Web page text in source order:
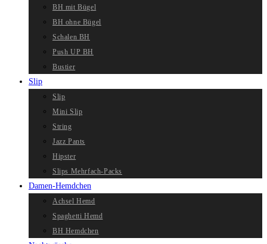
BH mit Bügel
BH ohne Bügel
Schalen BH
Push UP BH
Bustier
Slip
Slip
Mini Slip
String
Jazz Pants
Hipster
Slips Mehrfach-Packs
Damen-Hemdchen
Achsel Hemd
Spaghetti Hemd
BH Hemdchen